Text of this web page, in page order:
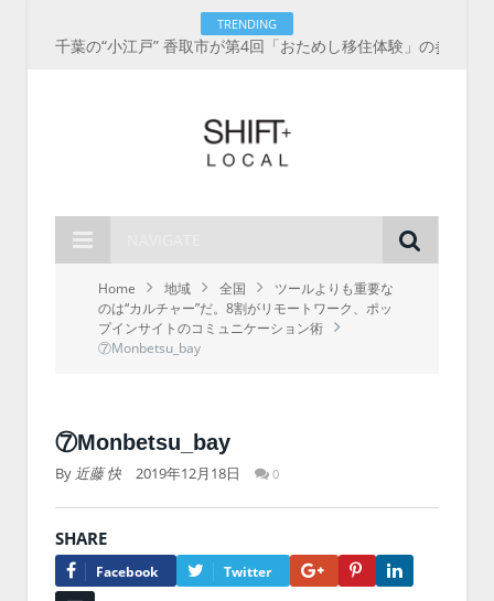
TRENDING
Home 地域 全国
ツールよりも重要な
のは“カルチャー”だ。8割がリモートワーク、ポッ
プインサイトのコミュニケーション術
⑦Monbetsu_bay
⑦Monbetsu_bay
By 近藤 快 2019年12月18日 0
SHARE
Facebook Twitter Google+Pinterest